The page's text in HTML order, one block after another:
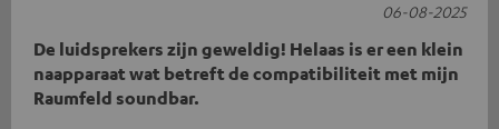
De luidsprekers zijn geweldig! Helaas is er een klein
naapparaat wat betreft de compatibiliteit met mijn
Raumfeld soundbar.
06-08-2025